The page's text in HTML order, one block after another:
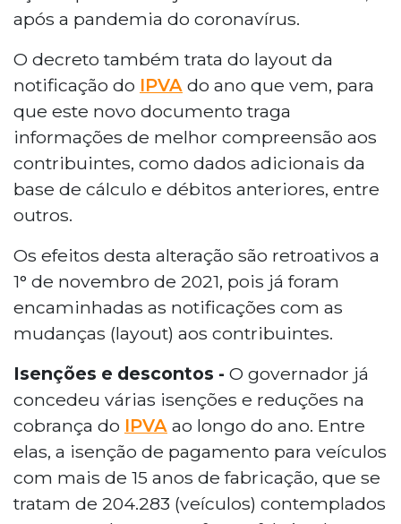
após a pandemia do coronavírus.
O decreto também trata do layout da
notificação do IPVA do ano que vem, para
que este novo documento traga
informações de melhor compreensão aos
contribuintes, como dados adicionais da
base de cálculo e débitos anteriores, entre
outros.
Os efeitos desta alteração são retroativos a
1° de novembro de 2021, pois já foram
encaminhadas as notificações com as
mudanças (layout) aos contribuintes.
Isenções e descontos - O governador já
concedeu várias isenções e reduções na
cobrança do IPVA ao longo do ano. Entre
elas, a isenção de pagamento para veículos
com mais de 15 anos de fabricação, que se
tratam de 204.283 (veículos) contemplados